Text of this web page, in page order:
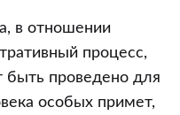
в отношении
процесс,
проведено для
особых примет,